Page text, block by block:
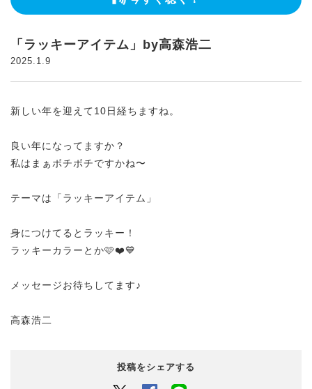
「ラッキーアイテム」by高森浩二
2025.1.9
新しい年を迎えて10日経ちますね。
良い年になってますか？
私はまぁボチボチですかね〜
テーマは「ラッキーアイテム」
身につけてるとラッキー！
ラッキーカラーとか🩷❤️💙
メッセージお待ちしてます♪
高森浩二
投稿をシェアする